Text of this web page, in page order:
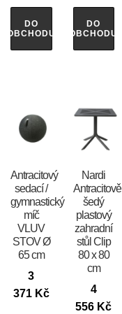
DO
OBCHODU
DO
OBCHODU
Antracitový
sedací /
gymnastický
míč
VLUV
STOV Ø
65 cm
3
371 Kč
Nardi
Antracitově
šedý
plastový
zahradní
stůl Clip
80 x 80
cm
4
556 Kč